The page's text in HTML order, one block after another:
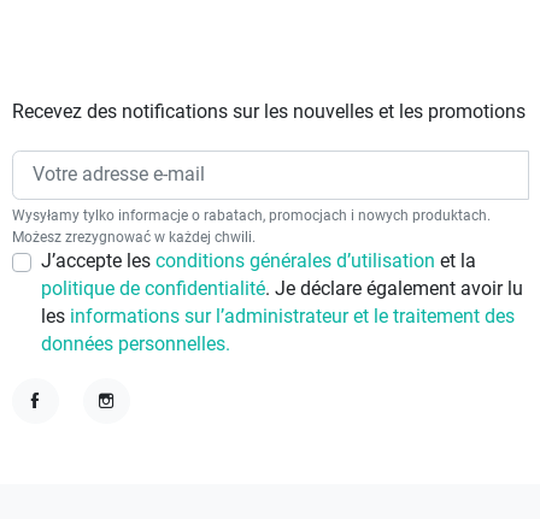
Recevez des notifications sur les nouvelles et les promotions
Wysyłamy tylko informacje o rabatach, promocjach i nowych produktach.
Możesz zrezygnować w każdej chwili.
J’accepte les conditions générales d’utilisation et la
politique de confidentialité. Je déclare également avoir lu
les informations sur l’administrateur et le traitement des
données personnelles.